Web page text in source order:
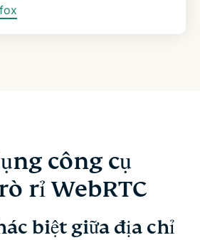
công cụ
rỉ WebRTC
biệt giữa địa chỉ